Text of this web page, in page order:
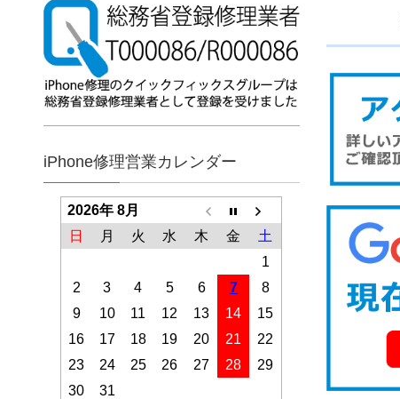
iPhone修理営業カレンダー
2026年 8月
日
月 火 水 木 金
土
1
2
3 4 5 6 7
8
9
10 11 12 13 14
15
16
17 18 19 20 21
22
23
24 25 26 27 28
29
30
31